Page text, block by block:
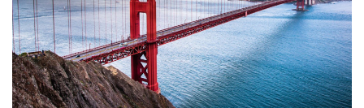
是單純的硬體，而是穩定與可近性的基礎設施；同時，…